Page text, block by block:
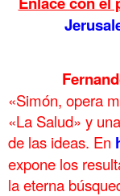
«Simón, opera
«La Salud» y
de las ideas. En
expone los
la eterna